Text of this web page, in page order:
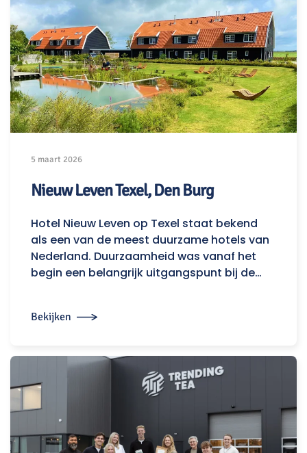
5 maart 2026
Nieuw Leven Texel, Den Burg
Hotel Nieuw Leven op Texel staat bekend
als een van de meest duurzame hotels van
Nederland. Duurzaamheid was vanaf het
begin een belangrijk uitgangspunt bij de…
Bekijken